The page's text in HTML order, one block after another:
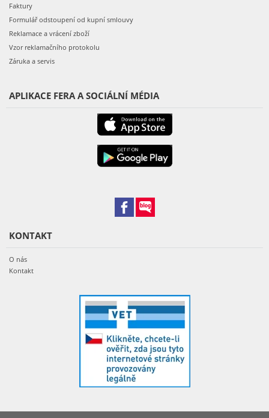
Faktury
Formulář odstoupení od kupní smlouvy
Reklamace a vrácení zboží
Vzor reklamačního protokolu
Záruka a servis
APLIKACE FERA A SOCIÁLNÍ MÉDIA
KONTAKT
O nás
Kontakt